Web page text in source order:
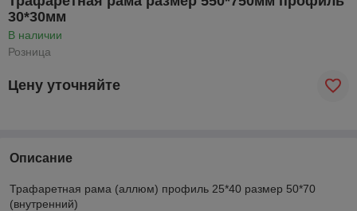
30*30мм
В наличии
Розница
Цену уточняйте
Описание
Трафаретная рама (аллюм) профиль 25*40 размер 50*70
(внутренний)